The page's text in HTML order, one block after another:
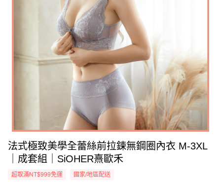
法式極致美學全蕾絲前拉鍊無鋼圈內衣 M-3XL
｜成套組｜SiOHER熹歐禾
超取滿NT$999免運 國家/地區配送